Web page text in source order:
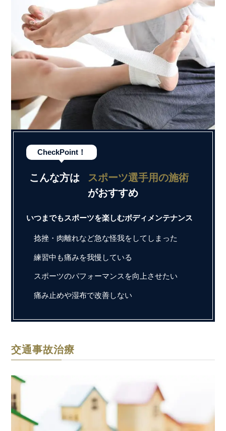
CheckPoint！
こんな方は
スポーツ選手用の施術
がおすすめ
いつまでもスポーツを楽しむボディメンテナンス
捻挫・肉離れなど急な怪我をしてしまった
練習中も痛みを我慢している
スポーツのパフォーマンスを向上させたい
痛み止めや湿布で改善しない
交通事故治療